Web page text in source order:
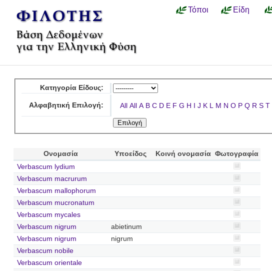
Τόποι Είδη
Κατηγορία Είδους:
Αλφαβητική Επιλογή: All All A B C D E F G H I J K L M N O P Q R S T
Ονομασία Υποείδος Κοινή ονομασία Φωτογραφία
Verbascum lydium
Verbascum macrurum
Verbascum mallophorum
Verbascum mucronatum
Verbascum mycales
Verbascum nigrum
abietinum
Verbascum nigrum
nigrum
Verbascum nobile
Verbascum orientale